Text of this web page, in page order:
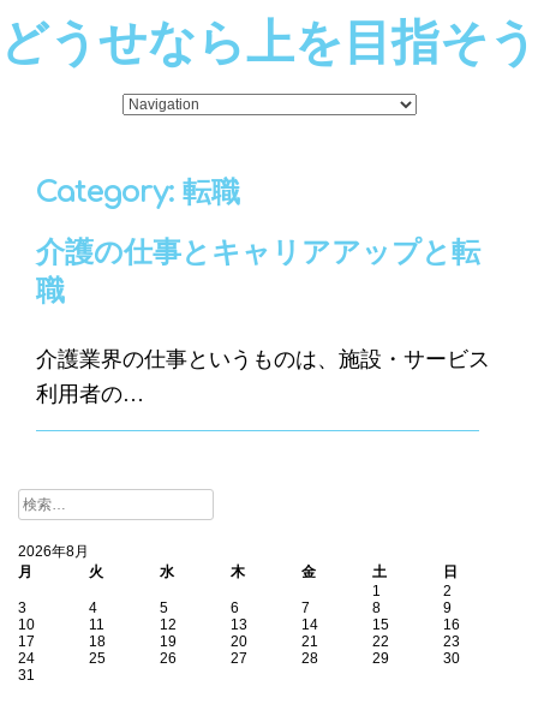
どうせなら上を目指そう
Category: 転職
介護の仕事とキャリアアップと転
職
介護業界の仕事というものは、施設・サービス
利用者の…
検
索:
2026年8月
月
火 水 木 金 土
日
1
2
3
4 5 6 7 8
9
10
11 12 13 14 15
16
17
18 19 20 21 22
23
24
25 26 27 28 29
30
31